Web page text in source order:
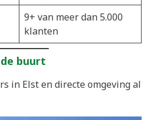
9+ van meer dan 5.000
klanten
buurt
in Elst en directe omgeving al